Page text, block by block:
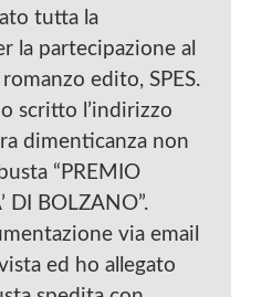
tutta la
la partecipazione al
edito, SPES.
scritto l’indirizzo
dimenticanza non
“PREMIO
DI BOLZANO”.
via email
ed ho allegato